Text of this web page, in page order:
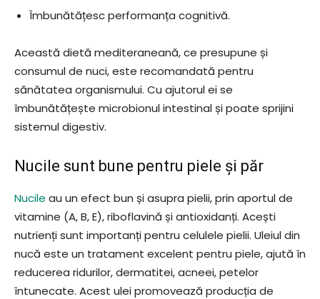
Îmbunătățesc performanța cognitivă.
Această dietă mediteraneană, ce presupune și
consumul de nuci, este recomandată pentru
sănătatea organismului. Cu ajutorul ei se
îmbunătățește microbionul intestinal și poate sprijini
sistemul digestiv.
Nucile sunt bune pentru piele și păr
Nucile au un efect bun și asupra pielii, prin aportul de
vitamine (A, B, E), riboflavină și antioxidanți. Acești
nutrienți sunt importanți pentru celulele pielii. Uleiul din
nucă este un tratament excelent pentru piele, ajută în
reducerea ridurilor, dermatitei, acneei, petelor
întunecate. Acest ulei promovează producția de